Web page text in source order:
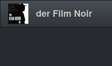
der Film Noir